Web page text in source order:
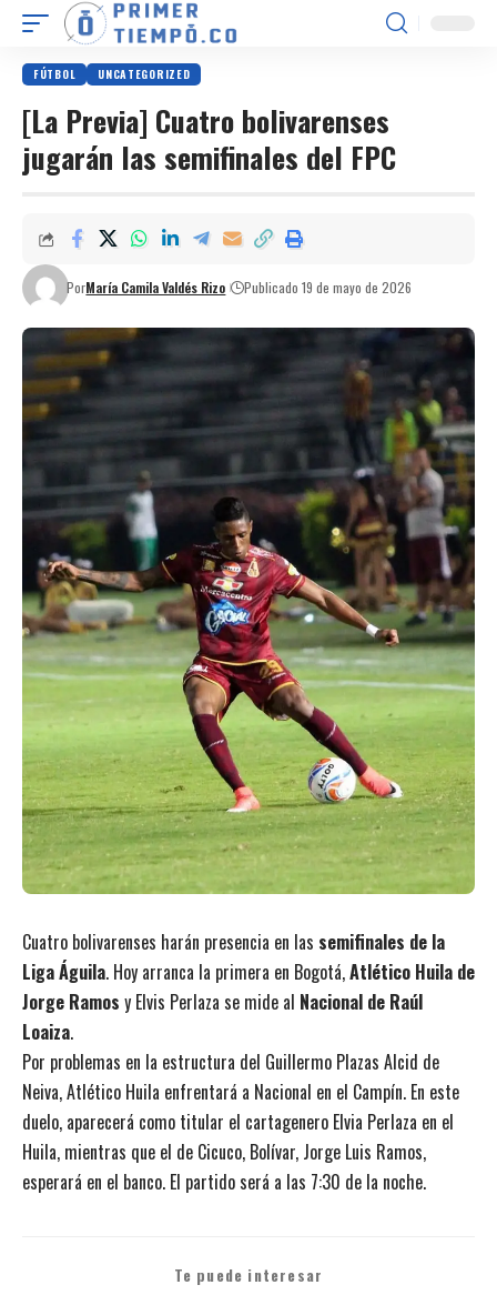
FÚTBOL UNCATEGORIZED
[La Previa] Cuatro bolivarenses
jugarán las semifinales del FPC
PorMaría Camila Valdés Rizo Publicado 19 de mayo de 2026
Cuatro bolivarenses harán presencia en las semifinales de la
Liga Águila. Hoy arranca la primera en Bogotá,Atlético Huila de
Jorge Ramos y Elvis Perlaza se mide al Nacional de Raúl
Loaiza.
Por problemas en la estructura del Guillermo Plazas Alcid de
Neiva, Atlético Huila enfrentará a Nacional en el Campín. En este
duelo, aparecerá como titular el cartagenero Elvia Perlaza en el
Huila, mientras que el de Cicuco, Bolívar, Jorge Luis Ramos,
esperará en el banco. El partido será a las 7:30 de la noche.
Te puede interesar